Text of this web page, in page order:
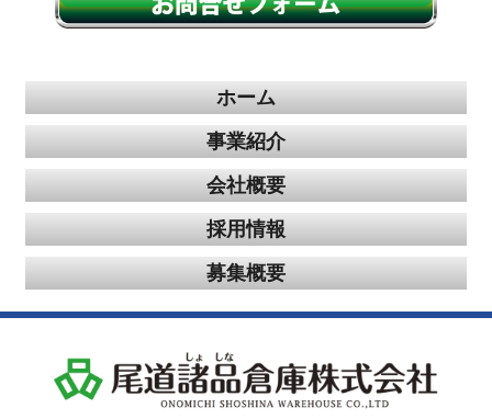
ホーム
事業紹介
会社概要
採用情報
募集概要